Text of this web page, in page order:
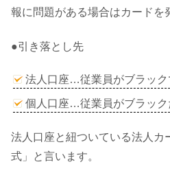
報に問題がある場合はカードを
●引き落とし先
法人口座…従業員がブラッ
個人口座…従業員がブラッ
法人口座と紐ついている法人カ
式」と言います。